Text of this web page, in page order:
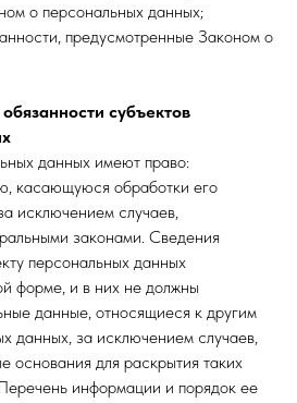
о персональных данных;
предусмотренные Законом о
субъектов
данных имеют право:
касающуюся обработки его
исключением случаев,
законами. Сведения
персональных данных
форме, и в них не должны
данные, относящиеся к другим
данных, за исключением случаев,
основания для раскрытия таких
информации и порядок ее